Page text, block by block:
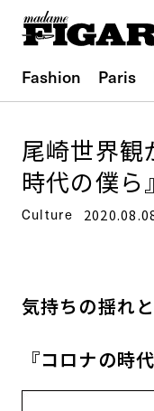
Fashion Paris
尾崎世界観
時代の僕ら
Culture
気持ちの揺れ
『コロナの時